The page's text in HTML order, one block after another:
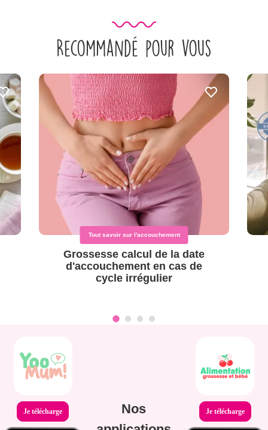
Recommandé pour vous
Tout savoir sur l'accouchement
Grossesse calcul de la date
d'accouchement en cas de
cycle irrégulier
Je télécharge
Nos
Je télécharge